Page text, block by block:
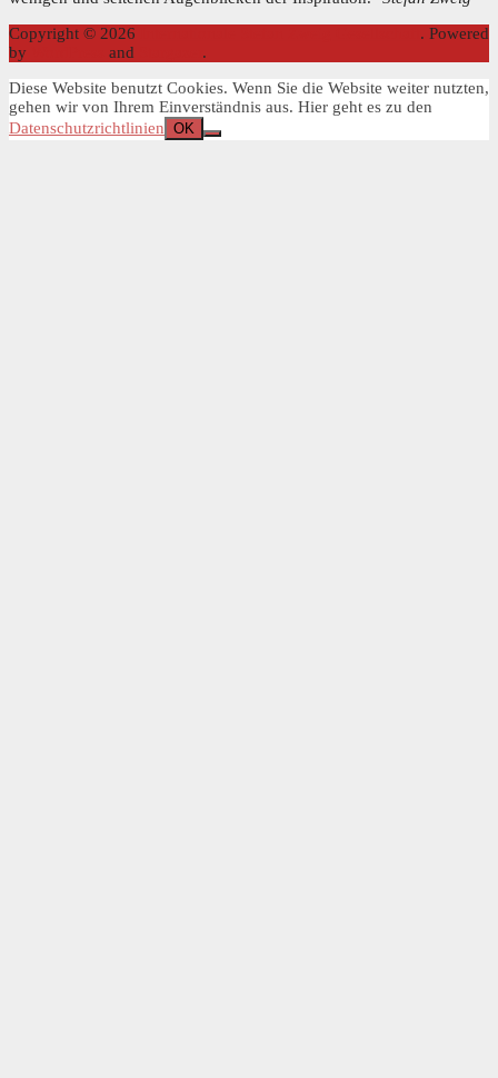
Copyright © 2026
. Powered
by
and
.
Diese Website benutzt Cookies. Wenn Sie die Website weiter nutzten,
gehen wir von Ihrem Einverständnis aus. Hier geht es zu den
Datenschutzrichtlinien OK